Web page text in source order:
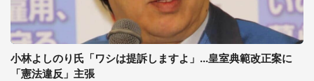
小林よしのり氏「ワシは提訴しますよ」...皇室典範改正案に
「憲法違反」主張